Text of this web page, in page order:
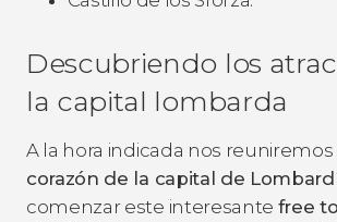
Descubriendo los
la capital lombarda
A la hora indicada nos
corazón de la capital de
comenzar este interesante free